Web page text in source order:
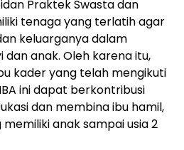
Praktek Swasta dan
tenaga yang terlatih agar
keluarganya dalam
anak. Oleh karena itu,
kader yang telah mengikuti
ini dapat berkontribusi
dan membina ibu hamil,
anak sampai usia 2